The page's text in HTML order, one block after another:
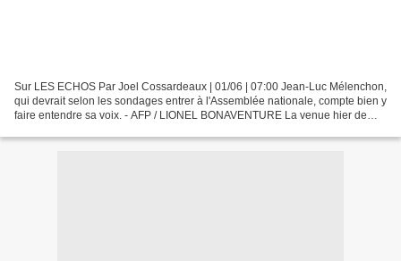
Sur LES ECHOS Par Joel Cossardeaux | 01/06 | 07:00 Jean-Luc Mélenchon,
qui devrait selon les sondages entrer à l'Assemblée nationale, compte bien y
faire entendre sa voix. - AFP / LIONEL BONAVENTURE La venue hier de